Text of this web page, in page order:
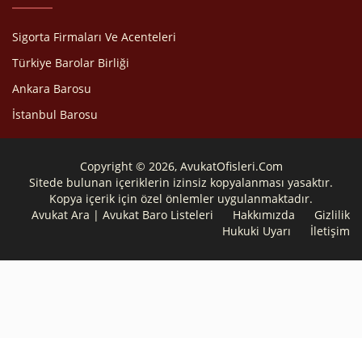
Sigorta Firmaları Ve Acenteleri
Türkiye Barolar Birliği
Ankara Barosu
İstanbul Barosu
Copyright © 2026, AvukatOfisleri.Com
Sitede bulunan içeriklerin izinsiz kopyalanması yasaktır.
Kopya içerik için özel önlemler uygulanmaktadır.
Avukat Ara | Avukat Baro Listeleri
Hakkımızda
Gizlilik
Hukuki Uyarı
İletişim